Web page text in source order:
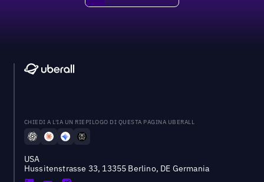
CHIEDI A L'IA UN RIEPILOGO DI QUESTA PAGINA UBERALL
USA
Hussitenstrasse 33, 13355 Berlino, DE Germania